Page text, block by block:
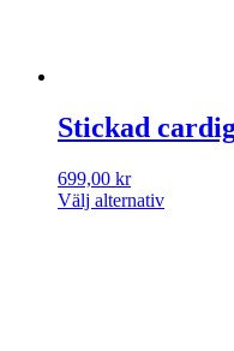
Stickad
699,00 kr
Välj alternativ